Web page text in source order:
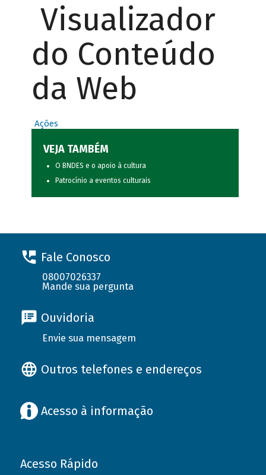
Visualizador
do Conteúdo
da Web
Ações
VEJA TAMBÉM
O BNDES e o apoio à cultura
Patrocínio a eventos culturais
Fale Conosco
08007026337
Mande sua pergunta
Ouvidoria
Envie sua mensagem
Outros telefones e endereços
Acesso à informação
Acesso Rápido